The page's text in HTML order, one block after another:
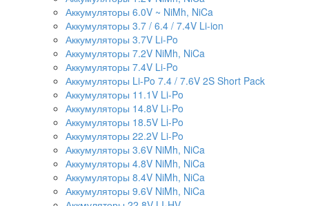
Аккумуляторы 6.0V ~ NiMh, NiCa
Аккумуляторы 3.7 / 6.4 / 7.4V Li-ion
Аккумуляторы 3.7V Li-Po
Аккумуляторы 7.2V NiMh, NiCa
Аккумуляторы 7.4V Li-Po
Аккумуляторы Li-Po 7.4 / 7.6V 2S Short Pack
Аккумуляторы 11.1V Li-Po
Аккумуляторы 14.8V Li-Po
Аккумуляторы 18.5V Li-Po
Аккумуляторы 22.2V Li-Po
Аккумуляторы 3.6V NiMh, NiCa
Аккумуляторы 4.8V NiMh, NiCa
Аккумуляторы 8.4V NiMh, NiCa
Аккумуляторы 9.6V NiMh, NiCa